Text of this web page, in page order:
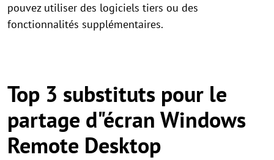
pouvez utiliser des logiciels tiers ou des
fonctionnalités supplémentaires.
Top 3 substituts pour le
partage d"écran Windows
Remote Desktop